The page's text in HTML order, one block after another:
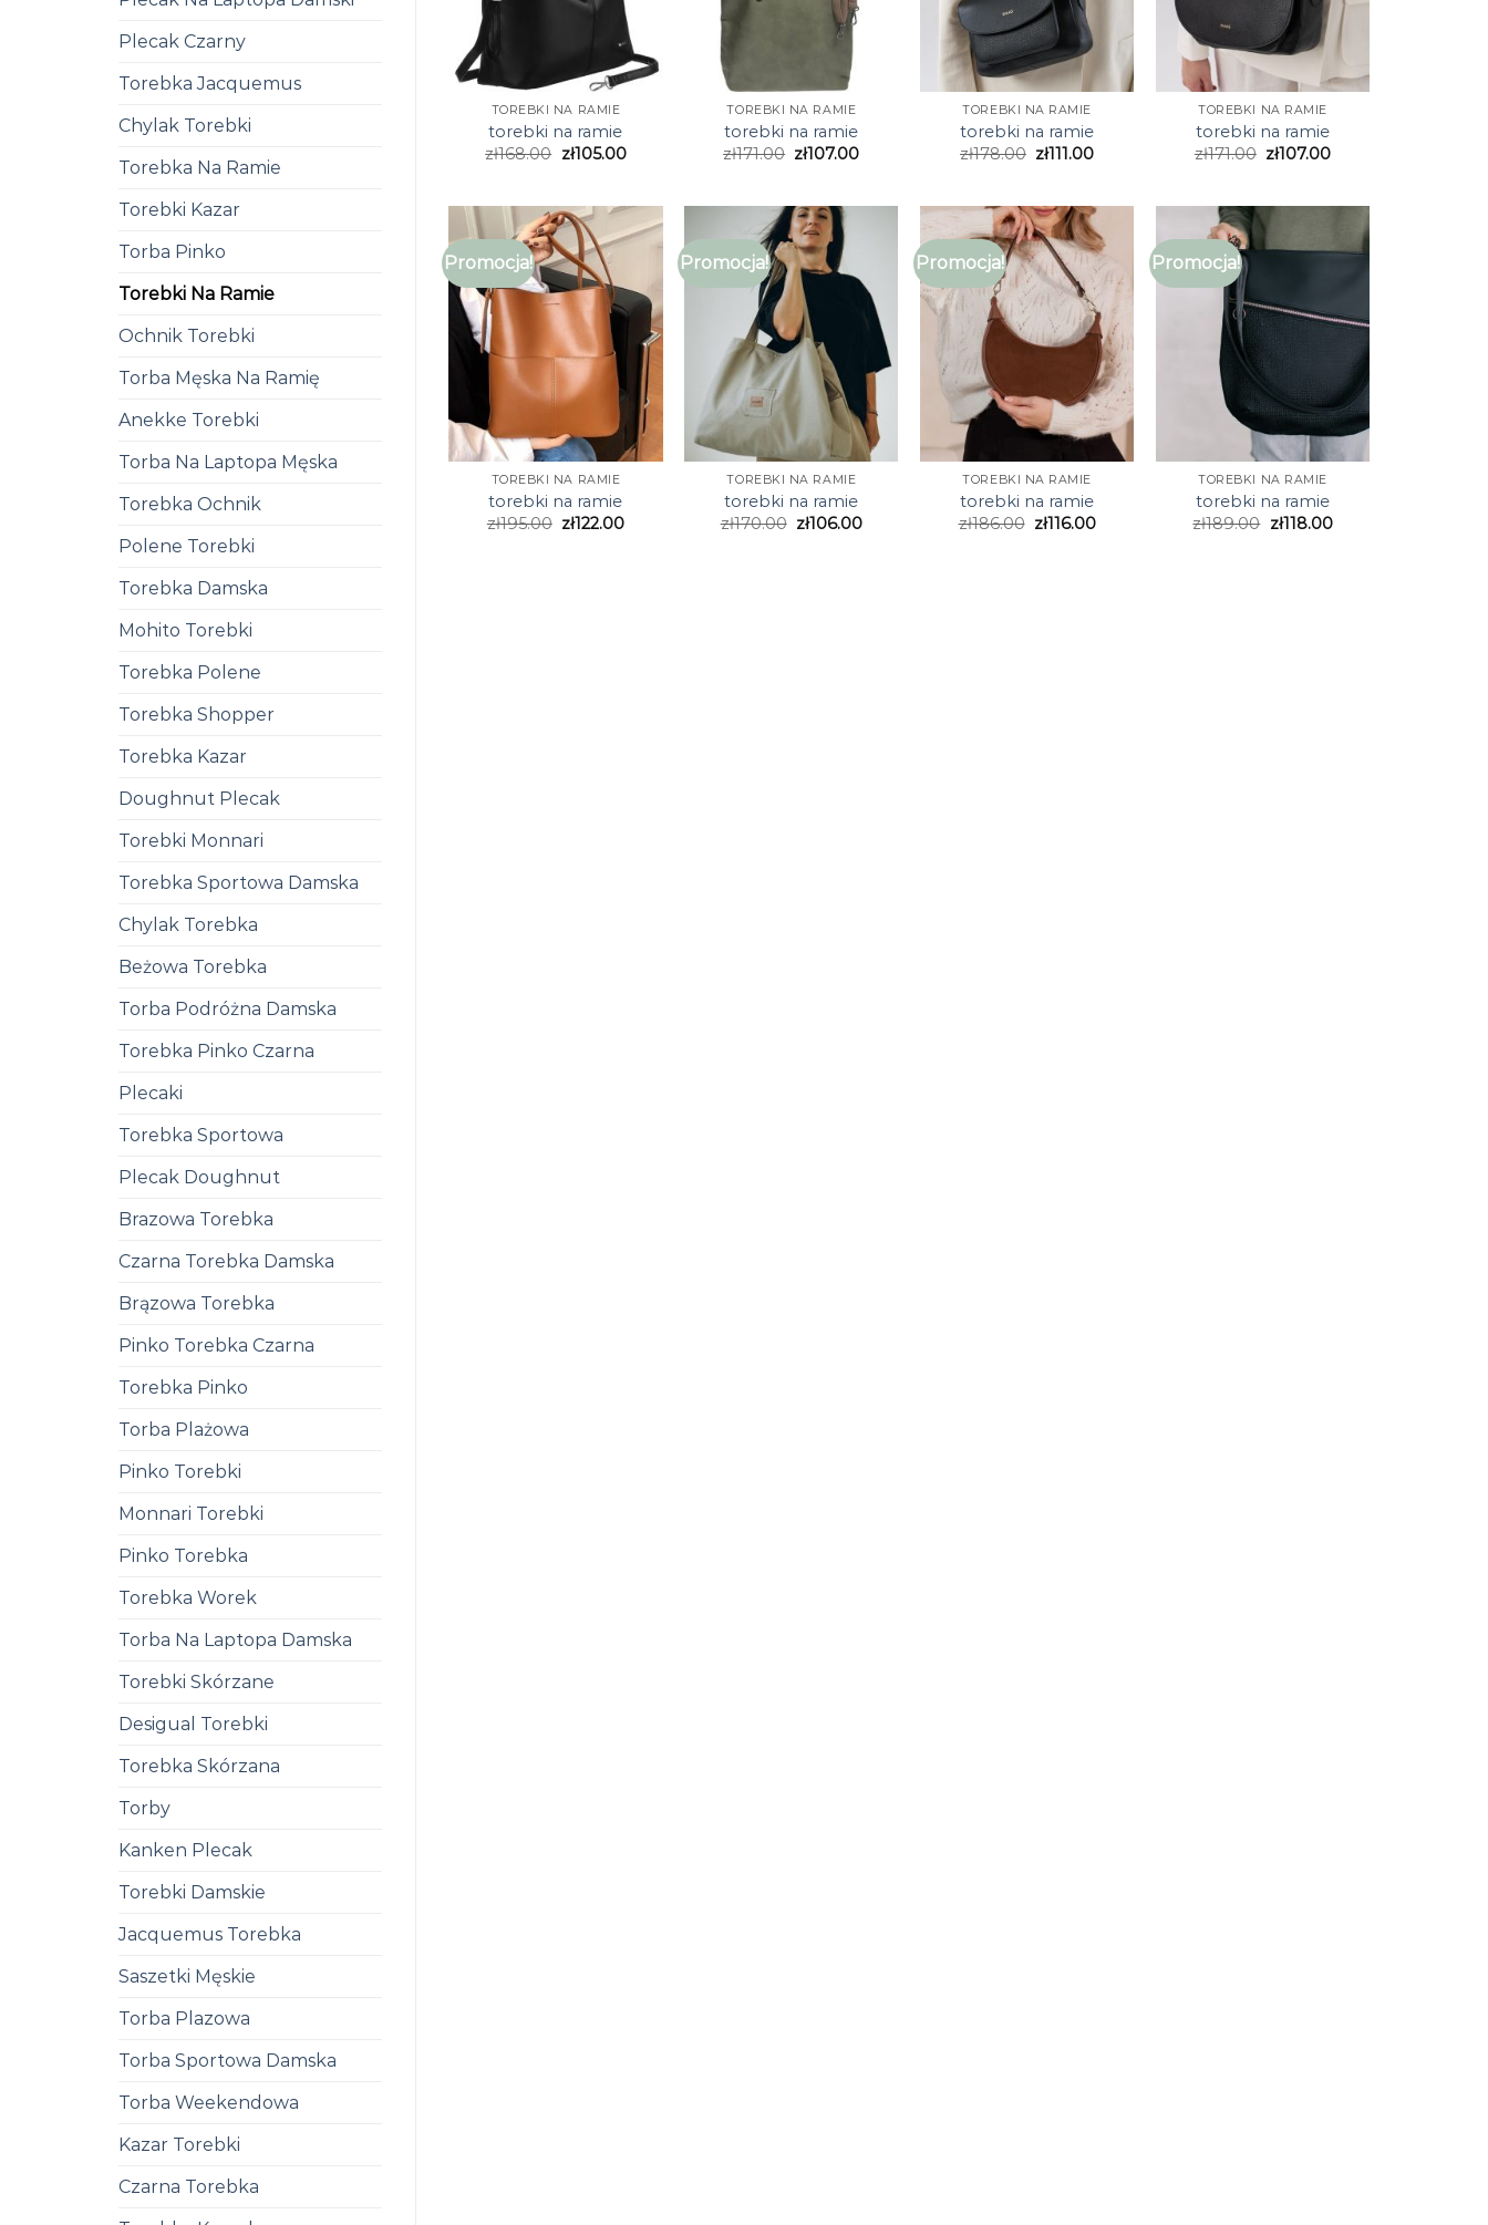
Plecak Czarny
Torebka Jacquemus
Chylak Torebki
Torebka Na Ramie
Torebki Kazar
Torba Pinko
Torebki Na Ramie
Ochnik Torebki
Torba Męska Na Ramię
Anekke Torebki
Torba Na Laptopa Męska
Torebka Ochnik
Polene Torebki
Torebka Damska
Mohito Torebki
Torebka Polene
Torebka Shopper
Torebka Kazar
Doughnut Plecak
Torebki Monnari
Torebka Sportowa Damska
Chylak Torebka
Beżowa Torebka
Torba Podróżna Damska
Torebka Pinko Czarna
Plecaki
Torebka Sportowa
Plecak Doughnut
Brazowa Torebka
Czarna Torebka Damska
Brązowa Torebka
Pinko Torebka Czarna
Torebka Pinko
Torba Plażowa
Pinko Torebki
Monnari Torebki
Pinko Torebka
Torebka Worek
Torba Na Laptopa Damska
Torebki Skórzane
Desigual Torebki
Torebka Skórzana
Torby
Kanken Plecak
Torebki Damskie
Jacquemus Torebka
Saszetki Męskie
Torba Plazowa
Torba Sportowa Damska
Torba Weekendowa
Kazar Torebki
Czarna Torebka
TOREBKI NA RAMIE
torebki na ramie
zł168.00 zł105.00
TOREBKI NA RAMIE
torebki na ramie
zł171.00 zł107.00
TOREBKI NA RAMIE
torebki na ramie
zł178.00 zł111.00
TOREBKI NA RAMIE
torebki na ramie
zł171.00 zł107.00
Promocja!
TOREBKI NA RAMIE
torebki na ramie
zł195.00 zł122.00
Promocja!
TOREBKI NA RAMIE
torebki na ramie
zł170.00 zł106.00
Promocja!
TOREBKI NA RAMIE
torebki na ramie
zł186.00 zł116.00
Promocja!
TOREBKI NA RAMIE
torebki na ramie
zł189.00 zł118.00